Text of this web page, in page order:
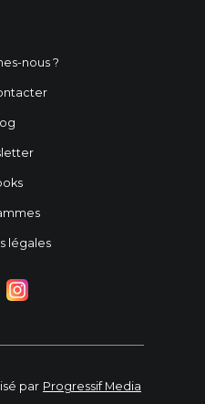
nous ?
légales
par Progressif Media